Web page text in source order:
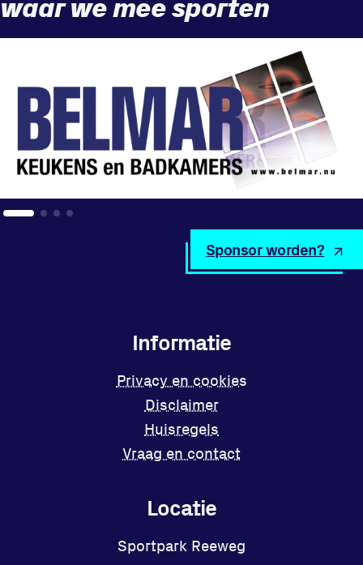
Locatie
Sportpark Reeweg
Informatie
Privacy en cookies
Disclaimer
Huisregels
Vraag en contact
Sponsor worden?